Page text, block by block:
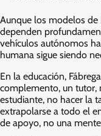
Aunque los modelos de
dependen
vehículos autónomos
humana sigue siendo
En la educación,
complemento, un tutor,
estudiante, no hacer la
extrapolarse a todo el
de apoyo, no una